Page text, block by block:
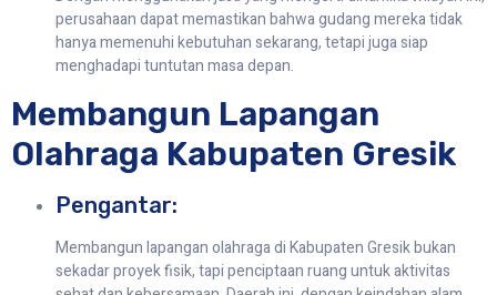
perusahaan dapat memastikan bahwa gudang mereka tidak
hanya memenuhi kebutuhan sekarang, tetapi juga siap
menghadapi tuntutan masa depan.
Membangun Lapangan
Olahraga Kabupaten Gresik
Pengantar:
Membangun lapangan olahraga di Kabupaten Gresik bukan
sekadar proyek fisik, tapi penciptaan ruang untuk aktivitas